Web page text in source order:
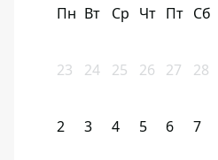
Пн Вт Ср Чт Пт Сб
23 24 25 26 27 28
2 3 4 5 6 7